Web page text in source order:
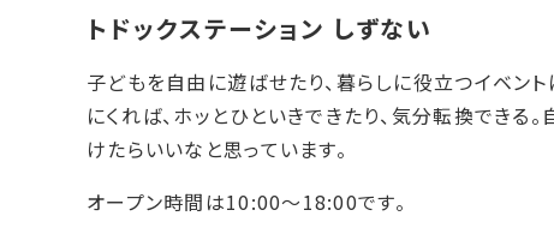
子どもを自由に遊ばせたり、暮らしに役立つイベン
にくれば、ホッとひといきできたり、気分転換でき
けたらいいなと思っています。
オープン時間は10:00～18:00です。